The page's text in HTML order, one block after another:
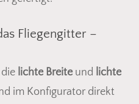
Fliegengitter –
lichte Breiteund lichte
im Konfigurator direkt